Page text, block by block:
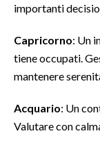
importanti
Capricorno: Un
tiene occupati.
mantenere
Acquario: Un
Valutare con